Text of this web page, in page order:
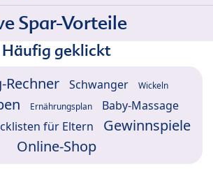
Spar-Vorteile
Häufig geklickt
Rechner Schwanger Wickeln
Ernährungsplan Baby-Massage
für Eltern
Gewinnspiele
Online-Shop